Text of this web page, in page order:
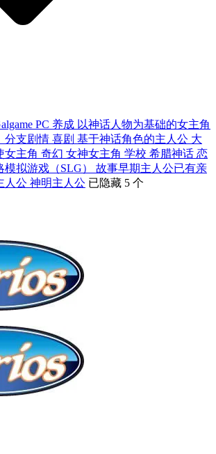
PC 养成 以神话人物为基础的女主角
分支剧情 喜剧 基于神话角色的主人公 大
女主角 奇幻 女神女主角 学校 希腊神话 恋
模拟游戏（SLG）
故事早期主人公已有亲
人公 神明主人公 已隐藏 5 个